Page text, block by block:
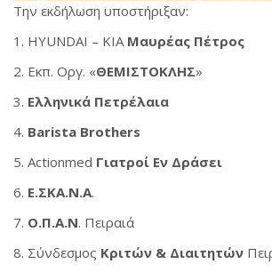
Την εκδήλωση υποστήριξαν:
1. HYUNDAI – KIA Μαυρέας Πέτρος
2. Εκπ. Οργ. «ΘΕΜΙΣΤΟΚΛΗΣ»
3. Ελληνικά Πετρέλαια
4. Barista Brothers
5. Actionmed Γιατροί Εν Δράσει
6. E.ΣΚΑ.Ν.Α.
7. Ο.Π.Α.Ν. Πειραιά
8. Σύνδεσμος Κριτών & Διαιτητών